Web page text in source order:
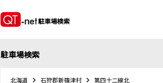
駐車場検索
駐車場検索
北海道 石狩郡新篠津村 第四十二線北